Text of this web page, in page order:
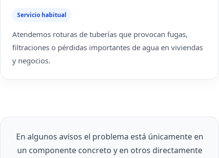
Servicio habitual
Atendemos roturas de tuberías que provocan fugas,
filtraciones o pérdidas importantes de agua en viviendas
y negocios.
En algunos avisos el problema está únicamente en
un componente concreto y en otros directamente